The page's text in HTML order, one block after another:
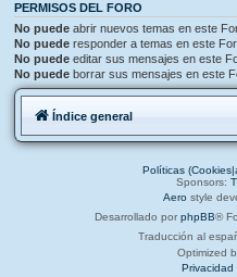
PERMISOS DEL FORO
No puede abrir nuevos temas en este
No puede responder a temas en este
No puede editar sus mensajes en este
No puede borrar sus mensajes en este
Índice general
Políticas
Sponsors:
Aero style
Desarrollado por phpBB®
Traducción al
Optimized
Privacidad